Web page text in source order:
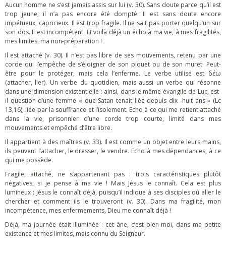
Aucun homme ne s’est jamais assis sur lui (v. 30). Sans doute parce qu’il est
trop jeune, il n’a pas encore été dompté. Il est sans doute encore
impétueux, capricieux. Il est trop fragile. Il ne sait pas porter quelqu’un sur
son dos. Il est incompétent. Et voilà déjà un écho à ma vie, à mes fragilités,
mes limites, ma non-préparation !
Il est attaché (v. 30). Il n’est pas libre de ses mouvements, retenu par une
corde qui l’empêche de s’éloigner de son piquet ou de son muret. Peut-
être pour le protéger, mais cela l’enferme. Le verbe utilisé est δέω
(attacher, lier). Un verbe du quotidien, mais aussi un verbe qui résonne
dans une dimension existentielle : ainsi, dans le même évangile de Luc, est-
il question d’une femme « que Satan tenait liée depuis dix -huit ans » (Lc
13,16), liée par la souffrance et l’isolement. Echo à ce qui me retient attaché
dans la vie, prisonnier d’une corde trop courte, limité dans mes
mouvements et empêché d’être libre.
Il appartient à des maîtres (v. 33). Il est comme un objet entre leurs mains,
ils peuvent l’attacher, le dresser, le vendre. Echo à mes dépendances, à ce
qui me possède.
Fragile, attaché, ne s’appartenant pas : trois caractéristiques plutôt
négatives, si je pense à ma vie ! Mais Jésus le connaît. Cela est plus
lumineux : Jésus le connaît déjà, puisqu’il indique à ses disciples où aller le
chercher et comment ils le trouveront (v. 30). Dans ma fragilité, mon
incompétence, mes enfermements, Dieu me connaît déjà !
Déjà, ma journée était illuminée : cet âne, c’est bien moi, dans ma petite
existence et mes limites, mais connu du Seigneur.